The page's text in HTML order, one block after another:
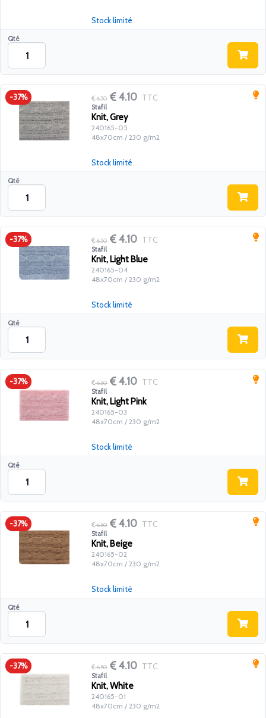
Qté
Stock limité
-37% 6.50 4.10 TTC
Stafil
Knit, Grey
240165-05
48x70cm / 230 g/m2
Qté
Stock limité
-37% 6.50 4.10 TTC
Stafil
Knit, Light Blue
240165-04
48x70cm / 230 g/m2
Qté
Stock limité
-37% 6.50 4.10 TTC
Stafil
Knit, Light Pink
240165-03
48x70cm / 230 g/m2
Qté
Stock limité
-37% 6.50 4.10 TTC
Stafil
Knit, Beige
240165-02
48x70cm / 230 g/m2
Qté
Stock limité
-37% 6.50 4.10 TTC
Stafil
Knit, White
240165-01
48x70cm / 230 g/m2